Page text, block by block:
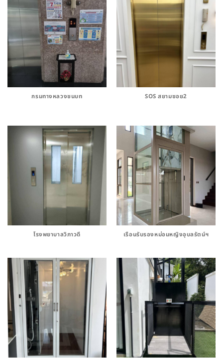
กรมทางหลวงชนบท SOS สยามซอย2
โรงพยาบาลวิภาวดี เรือนรับรองหม่อมหญิงอุบลรัตน์ฯ